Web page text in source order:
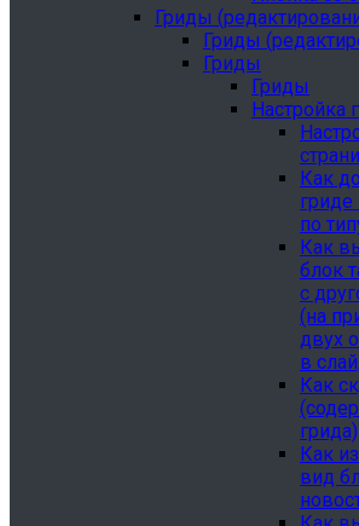
Гриды
Гриды
Гриды
Гриды
Настройка
Как
гриде
по
Как
блок
с
(на
двух
в
Как
грида)
Как
вид